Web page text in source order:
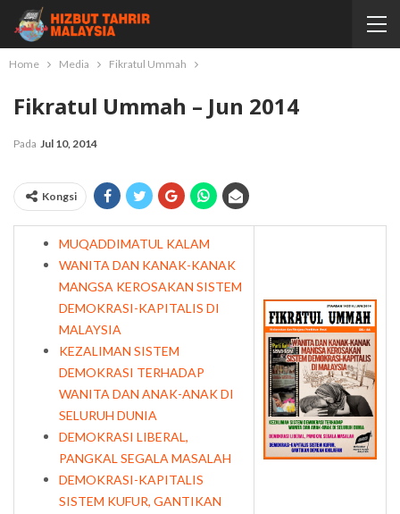
Home Media Fikratul Ummah
Fikratul Ummah – Jun 2014
Pada Jul 10, 2014
Kongsi
MUQADDIMATUL KALAM
WANITA DAN KANAK-KANAK
MANGSA KEROSAKAN SISTEM
DEMOKRASI-KAPITALIS DI
MALAYSIA
KEZALIMAN SISTEM
DEMOKRASI TERHADAP
WANITA DAN ANAK-ANAK DI
SELURUH DUNIA
DEMOKRASI LIBERAL,
PANGKAL SEGALA MASALAH
DEMOKRASI-KAPITALIS
SISTEM KUFUR, GANTIKAN